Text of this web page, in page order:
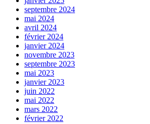
septembre 2024
mai 2024
avril 2024
février 2024
janvier 2024
novembre 2023
septembre 2023
mai 2023
janvier 2023
juin 2022
mai 2022
mars 2022
février 2022